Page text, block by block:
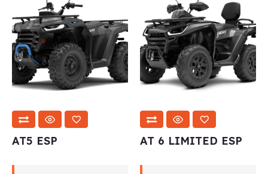
AT5 ESP AT 6 LIMITED ESP